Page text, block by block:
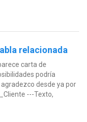
relacionada
carta de
podría
desde ya por
---Texto,